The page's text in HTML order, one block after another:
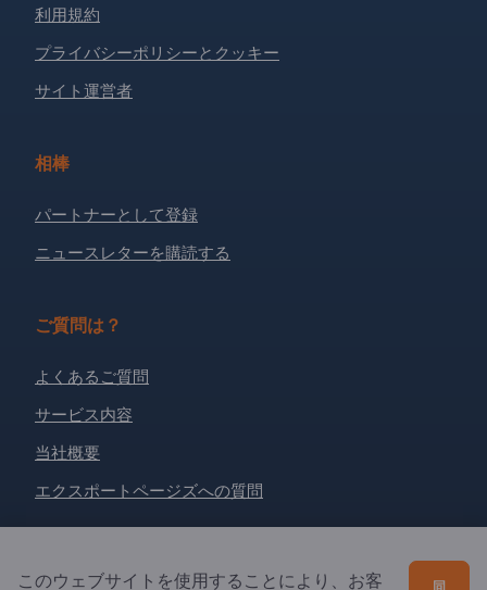
利用規約
プライバシーポリシーとクッキー
サイト運営者
相棒
パートナーとして登録
ニュースレターを購読する
ご質問は？
よくあるご質問
サービス内容
当社概要
エクスポートページズへの質問
このウェブサイトを使用することにより、お客